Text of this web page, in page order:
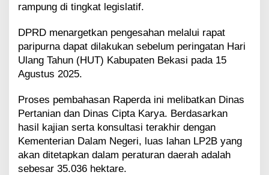
s
n
a
p
d
a
L
P
2
B
d
rampung di tingkat legislatif.
DPRD menargetkan pengesahan melalui rapat
paripurna dapat dilakukan sebelum peringatan Hari
Ulang Tahun (HUT) Kabupaten Bekasi pada 15
Agustus 2025.
Proses pembahasan Raperda ini melibatkan Dinas
Pertanian dan Dinas Cipta Karya. Berdasarkan
hasil kajian serta konsultasi terakhir dengan
Kementerian Dalam Negeri, luas lahan LP2B yang
akan ditetapkan dalam peraturan daerah adalah
sebesar 35.036 hektare.